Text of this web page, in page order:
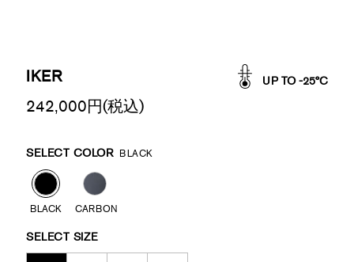
IKER UP TO -25°C
242,000円(税込)
Variations
SELECT COLOR BLACK
BLACK CARBON
SELECT SIZE